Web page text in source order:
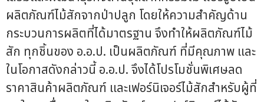
ผลิตภัณฑ์ไม้สักจากป่าปลูก โดยให้ความสำคัญด้าน
กระบวนการผลิตที่ได้มาตรฐาน จึงทำให้ผลิตภัณฑ์ไม้
สัก ทุกชิ้นของ อ.อ.ป. เป็นผลิตภัณฑ์ ที่มีคุณภาพ และ
ในโอกาสดังกล่าวนี้ อ.อ.ป. จึงได้โปรโมชั่นพิเศษลด
ราคาสินค้าผลิตภัณฑ์ และเฟอร์นิเจอร์ไม้สักสำหรับผู้ที่